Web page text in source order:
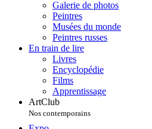
Galerie de photos
Peintres
Musées du monde
Peintres russes
En train de lire
Livres
Encyclopédie
Films
Apprentissage
ArtClub
Nos contemporains